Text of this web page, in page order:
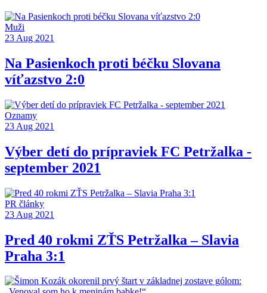
Muži
23 Aug 2021
Na Pasienkoch proti béčku Slovana
víťazstvo 2:0
Oznamy
23 Aug 2021
Výber detí do prípraviek FC Petržalka -
september 2021
PR články
23 Aug 2021
Pred 40 rokmi ZŤS Petržalka – Slavia
Praha 3:1